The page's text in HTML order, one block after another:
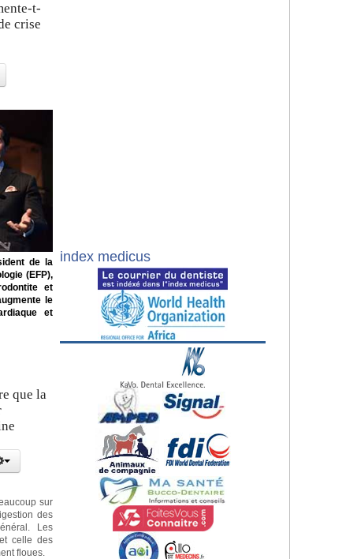
t-
crise
de la
(EFP),
et
le
et
que la
sur
des
Les
celle des
floues.
index medicus